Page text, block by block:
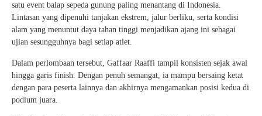
satu event balap sepeda gunung paling menantang di Indonesia.
Lintasan yang dipenuhi tanjakan ekstrem, jalur berliku, serta kondisi
alam yang menuntut daya tahan tinggi menjadikan ajang ini sebagai
ujian sesungguhnya bagi setiap atlet.
Dalam perlombaan tersebut, Gaffaar Raaffi tampil konsisten sejak awal
hingga garis finish. Dengan penuh semangat, ia mampu bersaing ketat
dengan para peserta lainnya dan akhirnya mengamankan posisi kedua di
podium juara.